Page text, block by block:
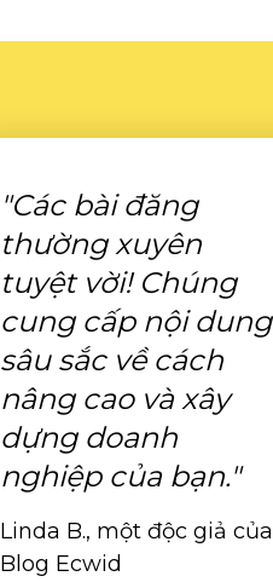
"Các bài đăng
thường xuyên
tuyệt vời! Chúng
cung cấp nội dung
sâu sắc về cách
nâng cao và xây
dựng doanh
nghiệp của bạn."
Linda B., một độc giả của
Blog Ecwid